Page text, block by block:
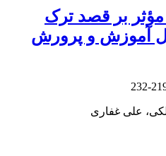
بر قصد ترک
آموزش و پرورش
219-
علی غفاری